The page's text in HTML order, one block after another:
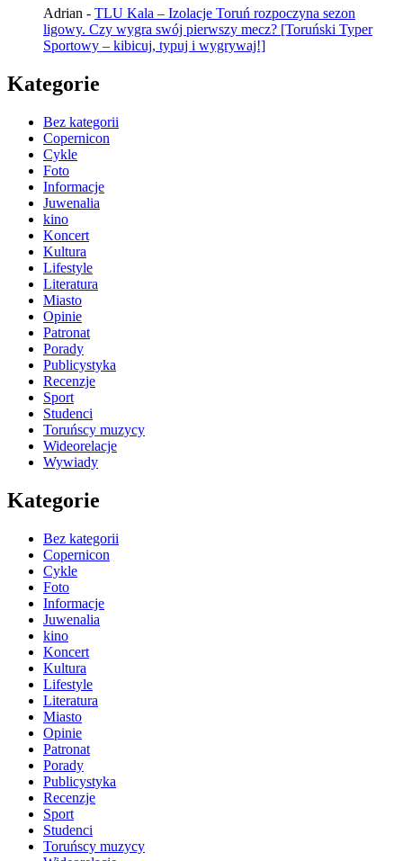
Adrian - TLU Kala – Izolacje Toruń rozpoczyna sezon
ligowy. Czy wygra swój pierwszy mecz? [Toruński Typer
Sportowy – kibicuj, typuj i wygrywaj!]
Kategorie
Bez kategorii
Copernicon
Cykle
Foto
Informacje
Juwenalia
kino
Koncert
Kultura
Lifestyle
Literatura
Miasto
Opinie
Patronat
Porady
Publicystyka
Recenzje
Sport
Studenci
Toruńscy muzycy
Wideorelacje
Wywiady
Kategorie
Bez kategorii
Copernicon
Cykle
Foto
Informacje
Juwenalia
kino
Koncert
Kultura
Lifestyle
Literatura
Miasto
Opinie
Patronat
Porady
Publicystyka
Recenzje
Sport
Studenci
Toruńscy muzycy